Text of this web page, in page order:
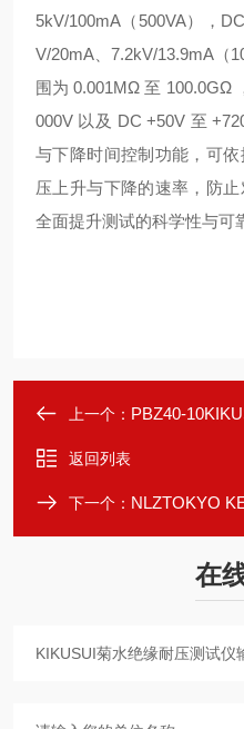
5kV/100mA（500VA），
V/20mA、7.2kV/13.9mA（
围为 0.001MΩ 至 100.0GΩ
000V 以及 DC +50V 至
与下降时间控制功能，可
压上升与下降的速率，防
全面提升测试的科学性与可
上一个： PBZ40-
返回列表
下一个： NLZTOKYO
在